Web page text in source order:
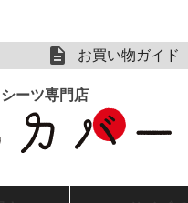
お買い物ガイド